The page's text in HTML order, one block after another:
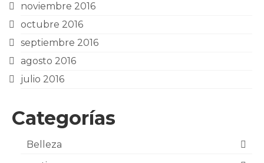
noviembre 2016
octubre 2016
septiembre 2016
agosto 2016
julio 2016
Categorías
Belleza